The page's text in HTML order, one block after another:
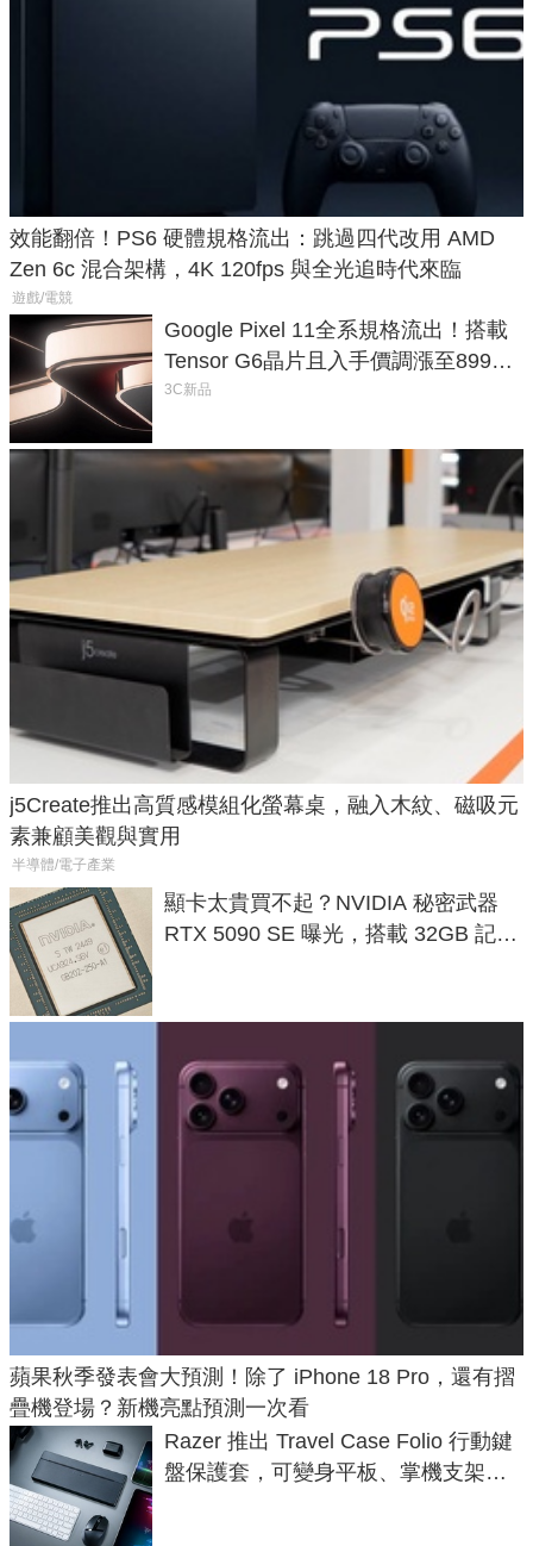
效能翻倍！PS6 硬體規格流出：跳過四代改用 AMD
Zen 6c 混合架構，4K 120fps 與全光追時代來臨
遊戲/電競
Google Pixel 11全系規格流出！搭載
Tensor G6晶片且入手價調漲至899美
元
3C新品
j5Create推出高質感模組化螢幕桌，融入木紋、磁吸元
素兼顧美觀與實用
半導體/電子產業
顯卡太貴買不起？NVIDIA 秘密武器
RTX 5090 SE 曝光，搭載 32GB 記憶
蘋果秋季發表會大預測！除了 iPhone 18 Pro，還有摺
疊機登場？新機亮點預測一次看
Razer 推出 Travel Case Folio 行動鍵
盤保護套，可變身平板、掌機支架，